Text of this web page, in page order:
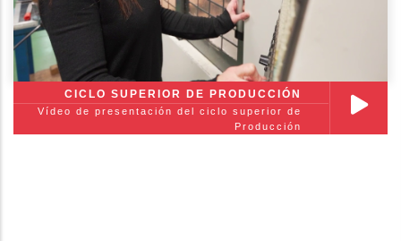
CICLO SUPERIOR DE PRODUCCIÓN
Vídeo de presentación del ciclo superior de
Producción